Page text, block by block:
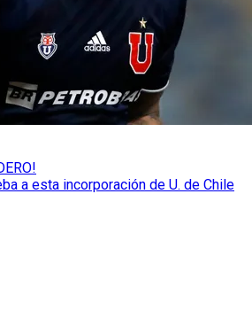
a esta incorporación de U. de Chile